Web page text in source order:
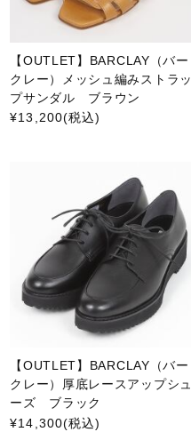
【OUTLET】BARCLAY（バー
クレー）メッシュ編みストラッ
プサンダル ブラウン
¥13,200(税込)
【OUTLET】BARCLAY（バー
クレー）厚底レースアップシュ
ーズ ブラック
¥14,300(税込)